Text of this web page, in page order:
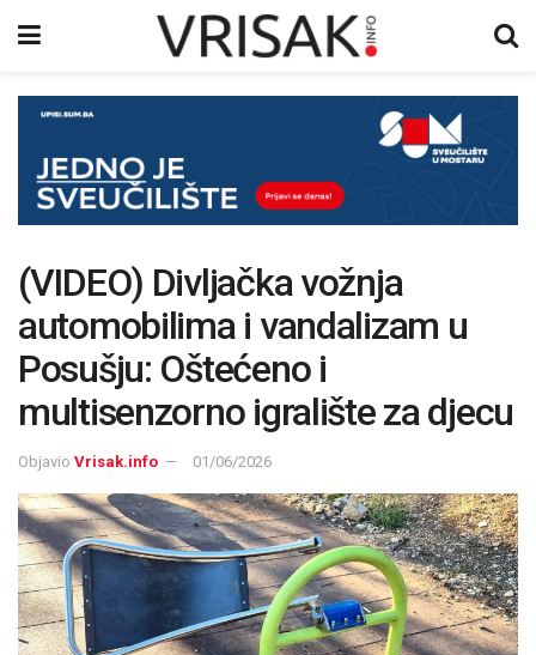
(VIDEO) Divljačka vožnja
automobilima i vandalizam u
Posušju: Oštećeno i
multisenzorno igralište za djecu
Objavio Vrisak.info 01/06/2026